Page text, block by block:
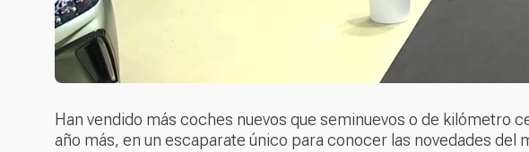
Han vendido más coches nuevos que seminuevos o de kilómetro
año más, en un escaparate único para conocer las novedades del